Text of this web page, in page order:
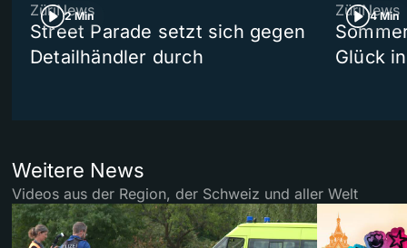
2 Min
ZüriNews
Street Parade setzt sich gegen
Detailhändler durch
4 Min
ZüriNews
Glück
Weitere News
Videos aus der Region, der Schweiz und aller Welt